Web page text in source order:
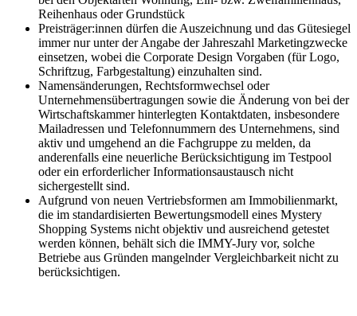
Reihenhaus oder Grundstück
Preisträger:innen dürfen die Auszeichnung und das Gütesiegel
immer nur unter der Angabe der Jahreszahl Marketingzwecke
einsetzen, wobei die Corporate Design Vorgaben (für Logo,
Schriftzug, Farbgestaltung) einzuhalten sind.
Namensänderungen, Rechtsformwechsel oder
Unternehmensübertragungen sowie die Änderung von bei der
Wirtschaftskammer hinterlegten Kontaktdaten, insbesondere
Mailadressen und Telefonnummern des Unternehmens, sind
aktiv und umgehend an die Fachgruppe zu melden, da
anderenfalls eine neuerliche Berücksichtigung im Testpool
oder ein erforderlicher Informationsaustausch nicht
sichergestellt sind.
Aufgrund von neuen Vertriebsformen am Immobilienmarkt,
die im standardisierten Bewertungsmodell eines Mystery
Shopping Systems nicht objektiv und ausreichend getestet
werden können, behält sich die IMMY-Jury vor, solche
Betriebe aus Gründen mangelnder Vergleichbarkeit nicht zu
berücksichtigen.